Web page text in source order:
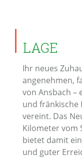
LAGE
Ihr neues
angenehmen,
von Ansbach –
und fränkische
vereint. Das
Kilometer vom
bietet damit
und guter